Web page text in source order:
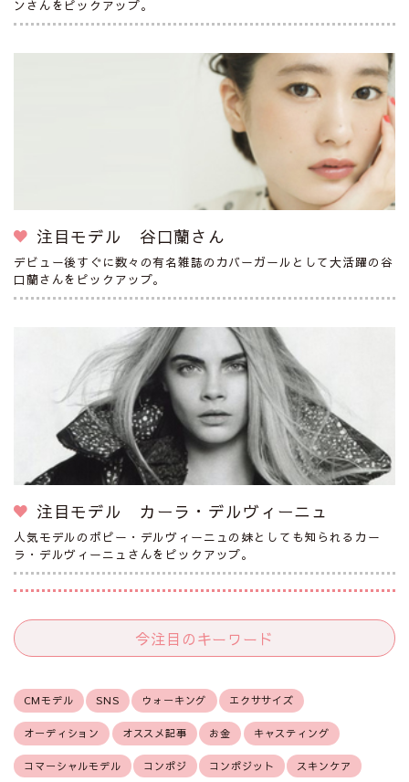
ンさんをピックアップ。
注目モデル 谷口蘭さん
デビュー後すぐに数々の有名雑誌のカバーガールとして大活躍の谷
口蘭さんをピックアップ。
注目モデル カーラ・デルヴィーニュ
人気モデルのポピー・デルヴィーニュの妹としても知られるカー
ラ・デルヴィーニュさんをピックアップ。
今注目のキーワード
CMモデル SNS ウォーキング エクササイズ
オーディション オススメ記事 お金 キャスティング
コマーシャルモデル コンポジ コンポジット スキンケア